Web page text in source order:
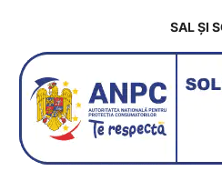
SAL ȘI